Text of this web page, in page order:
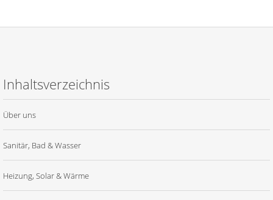
Inhaltsverzeichnis
Über uns
Sanitär, Bad & Wasser
Heizung, Solar & Wärme